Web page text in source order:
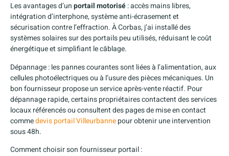
Les avantages d’unportail motorisé: accès mains libres,
intégration d’interphone, système anti-écrasement et
sécurisation contre l’effraction. À Corbas, j’ai installé des
systèmes solaires sur des portails peu utilisés, réduisant le coût
énergétique et simplifiant le câblage.
Dépannage : les pannes courantes sont liées à l’alimentation, aux
cellules photoélectriques ou à l’usure des pièces mécaniques. Un
bon fournisseur propose un service après-vente réactif. Pour
dépannage rapide, certains propriétaires contactent des services
locaux référencés ou consultent des pages de mise en contact
commedevis portail Villeurbannepour obtenir une intervention
sous 48h.
Comment choisir son fournisseur portail :